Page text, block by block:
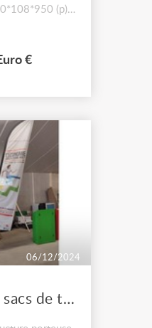
(p)
d'exposition,
multimédia.
€
06/12/2024
Oriflamme et sacs de transport